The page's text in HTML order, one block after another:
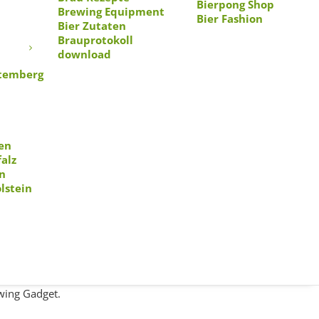
Brewing Equipment
Bier Zutaten
Brauprotokoll
download
Bierpong Shop
Bier Fashion
probiert, die
kommt
an den
eine bessere
Unterdruck aufbauen
in die Flasche.
Richtungen gegen den
Sobald die
Die Pistole hat direkt mal
Gadget.